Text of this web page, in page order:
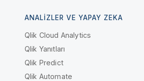
ANALIZLER VE YAPAY ZEKA
Qlik Cloud Analytics
Qlik Yanıtları
Qlik Predict
Qlik Automate